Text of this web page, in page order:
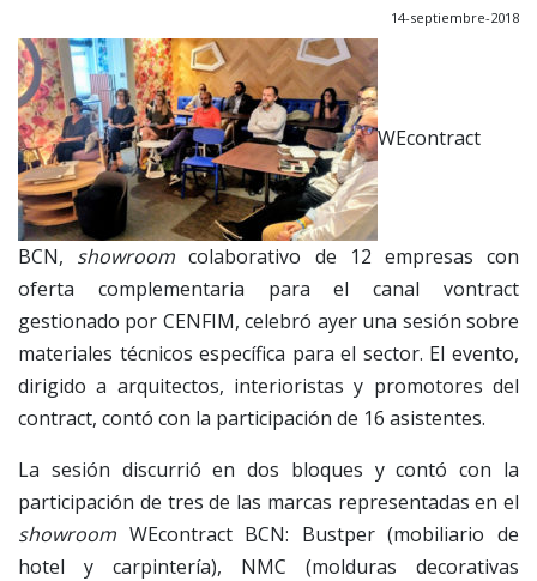
14-septiembre-2018
WEcontract
BCN, showroom colaborativo de 12 empresas con
oferta complementaria para el canal vontract
gestionado por CENFIM, celebró ayer una sesión sobre
materiales técnicos específica para el sector. El evento,
dirigido a arquitectos, interioristas y promotores del
contract, contó con la participación de 16 asistentes.
La sesión discurrió en dos bloques y contó con la
participación de tres de las marcas representadas en el
showroom WEcontract BCN: Bustper (mobiliario de
hotel y carpintería), NMC (molduras decorativas